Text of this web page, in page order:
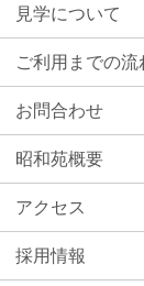
見学について
ご利用までの流
お問合わせ
昭和苑概要
アクセス
採用情報